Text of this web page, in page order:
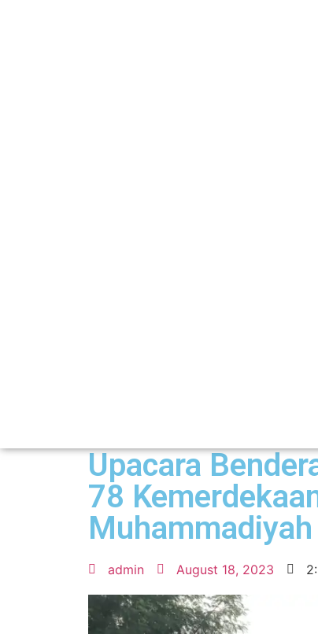
Upacara
78
admin August 18, 2023